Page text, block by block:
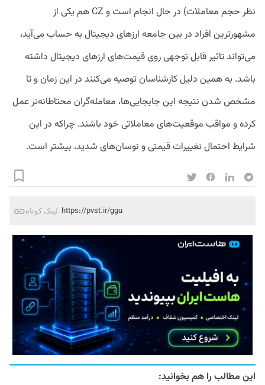
نظر حجم معاملات) در حال انجام است و CZ هم یکی از
مشهورترین افراد در بین جامعه ارزهای دیجیتال به حساب می‌آید،
می‌تواند تاثیر قابل توجهی روی قیمت‌های ارزهای دیجیتال داشته
باشد. به همین دلیل کارشناسان توصیه می‌کنند در این زمان و تا
مشخص شدن نتیجه این جابجایی‌ها، معامله‌گران محتاطانه‌تر عمل
کرده و مواقب موقعیت‌های معاملاتی خود باشند. چراکه در این
شرایط احتمال تغییرات قیمتی و نوسان‌های شدید، بیشتر است.
لینک کوتاه https://pvst.ir/ggu
این مطالب را هم بخوانید: